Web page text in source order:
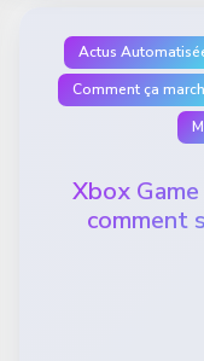
Actus
Comment ça
Xbox
comment